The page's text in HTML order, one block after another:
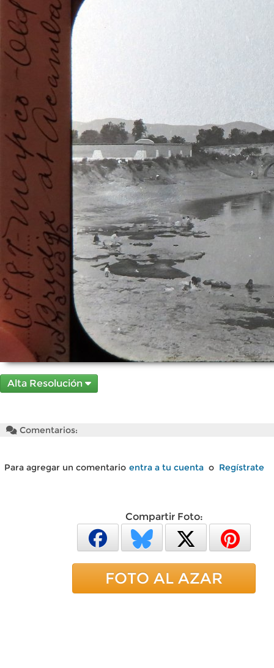
Alta Resolución
Comentarios:
Para agregar un comentario entra a tu cuenta o Regístrate
Compartir Foto:
FOTO AL AZAR